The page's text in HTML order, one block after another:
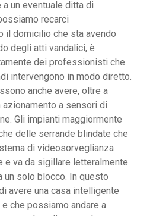
a un eventuale ditta di
recarci
il domicilio che sta avendo
degli atti vandalici, è
dei professionisti che
intervengono in modo diretto.
anche avere, oltre a
a sensori di
Gli impianti maggiormente
delle serrande blindate che
di videosorveglianza
e va da sigillare letteralmente
un solo blocco. In questo
avere una casa intelligente
che possiamo andare a